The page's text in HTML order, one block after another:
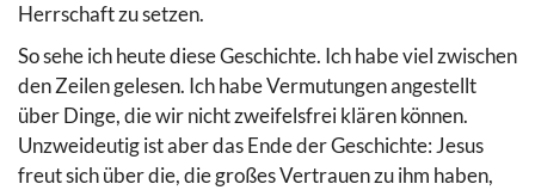
Herrschaft zu setzen.
So sehe ich heute diese Geschichte. Ich habe viel zwischen
den Zeilen gelesen. Ich habe Vermutungen angestellt
über Dinge, die wir nicht zweifelsfrei klären können.
Unzweideutig ist aber das Ende der Geschichte: Jesus
freut sich über die, die großes Vertrauen zu ihm haben,